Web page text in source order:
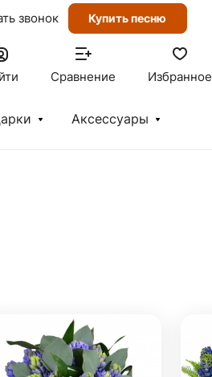
звонок Купить песню
Сравнение Избранное
Аксессуары